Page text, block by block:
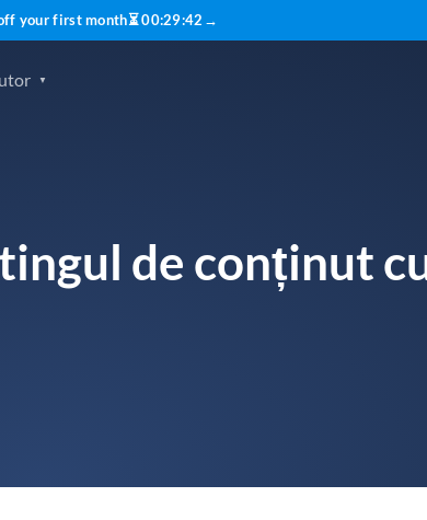
your first month⏳00:29:40 →
de conținut